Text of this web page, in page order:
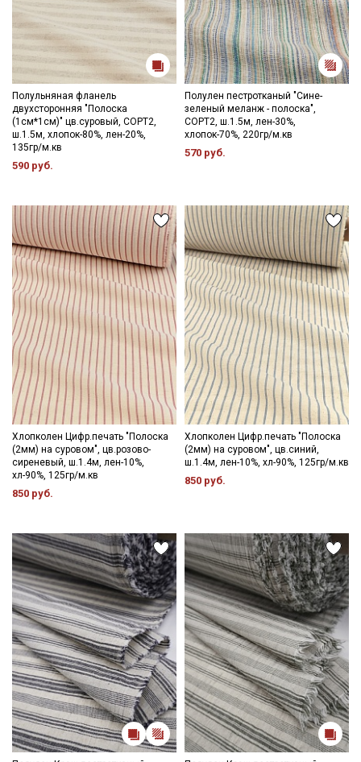
Полульняная фланель
двухсторонняя "Полоска
(1см*1см)" цв.суровый, СОРТ2,
ш.1.5м, хлопок-80%, лен-20%,
135гр/м.кв
590 руб.
Полулен пестротканый "Сине-
зеленый меланж - полоска",
СОРТ2, ш.1.5м, лен-30%,
хлопок-70%, 220гр/м.кв
570 руб.
Хлопколен Цифр.печать "Полоска
(2мм) на суровом", цв.розово-
сиреневый, ш.1.4м, лен-10%,
хл-90%, 125гр/м.кв
850 руб.
Хлопколен Цифр.печать "Полоска
(2мм) на суровом", цв.синий,
ш.1.4м, лен-10%, хл-90%, 125гр/м.кв
850 руб.